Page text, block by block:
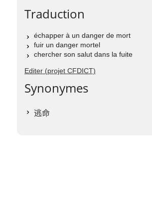
Traduction
échapper à un danger de mort
fuir un danger mortel
chercher son salut dans la fuite
Editer (projet CFDICT)
Synonymes
逃命